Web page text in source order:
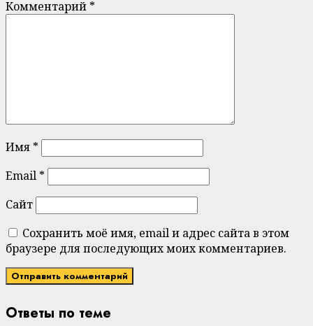
Комментарий *
Имя *
Email *
Сайт
Сохранить моё имя, email и адрес сайта в этом
браузере для последующих моих комментариев.
Ответы по теме